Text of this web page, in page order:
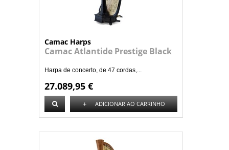
Camac Harps
Camac Atlantide Prestige Black
Harpa de concerto, de 47 cordas,...
27.089,95 €
+ ADICIONAR AO CARRINHO